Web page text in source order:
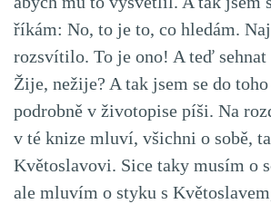
říkám: No, to je to, co hledám.
rozsvítilo. To je ono! A teď
Žije, nežije? A tak jsem se do
podrobně v životopise píši. Na
v té knize mluví, všichni o sobě,
Květoslavovi. Sice taky musím o
ale mluvím o styku s